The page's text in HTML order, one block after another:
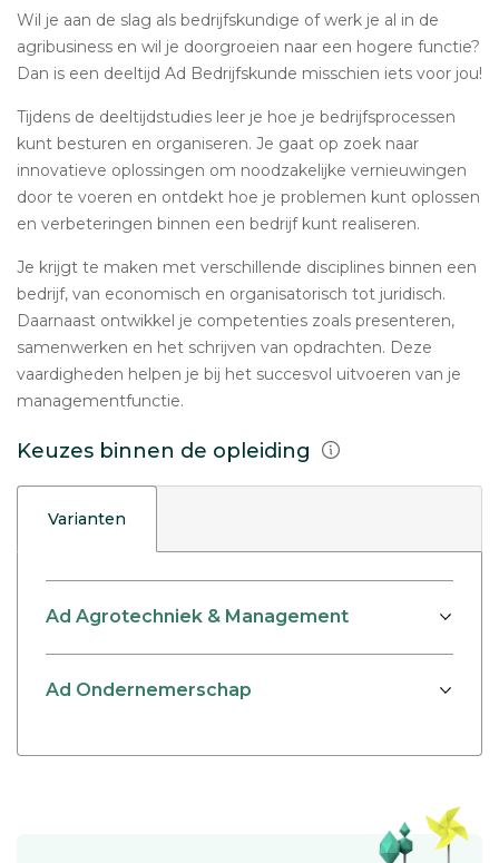
Wil je aan de slag als bedrijfskundige of werk je al in de
agribusiness en wil je doorgroeien naar een hogere functie?
Dan is een deeltijd Ad Bedrijfskunde misschien iets voor jou!
Tijdens de deeltijdstudies leer je hoe je bedrijfsprocessen
kunt besturen en organiseren. Je gaat op zoek naar
innovatieve oplossingen om noodzakelijke vernieuwingen
door te voeren en ontdekt hoe je problemen kunt oplossen
en verbeteringen binnen een bedrijf kunt realiseren.
Je krijgt te maken met verschillende disciplines binnen een
bedrijf, van economisch en organisatorisch tot juridisch.
Daarnaast ontwikkel je competenties zoals presenteren,
samenwerken en het schrijven van opdrachten. Deze
vaardigheden helpen je bij het succesvol uitvoeren van je
managementfunctie.
Keuzes binnen de opleiding
Varianten
Ad Agrotechniek & Management
Ad Ondernemerschap